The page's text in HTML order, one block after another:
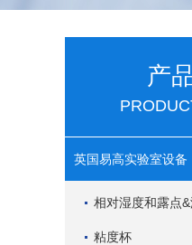
产
英国易高实验室设备
相对湿度和露点
粘度杯